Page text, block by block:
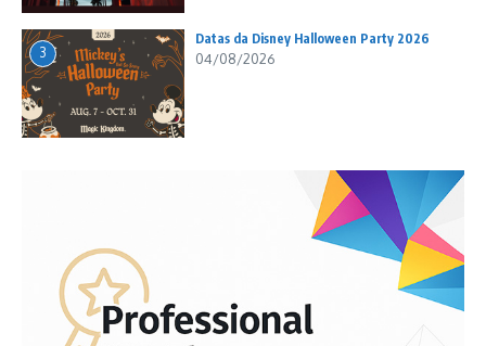
3
Datas da Disney Halloween Party 2026
04/08/2026